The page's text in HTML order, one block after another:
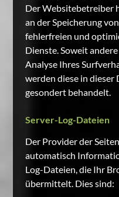
Der Websitebetreiber
an der Speicherung
fehlerfreien und
Dienste. Soweit
Analyse Ihres
werden diese in
gesondert behandelt.
Server-Log-Dateien
Der Provider der
automatisch
Log-Dateien, die Ihr
übermittelt. Dies sind: